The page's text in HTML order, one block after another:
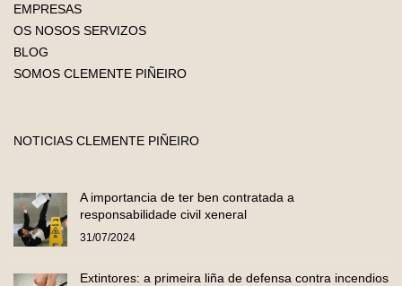
EMPRESAS
OS NOSOS SERVIZOS
BLOG
SOMOS CLEMENTE PIÑEIRO
NOTICIAS CLEMENTE PIÑEIRO
A importancia de ter ben contratada a
responsabilidade civil xeneral
31/07/2024
Extintores: a primeira liña de defensa contra incendios